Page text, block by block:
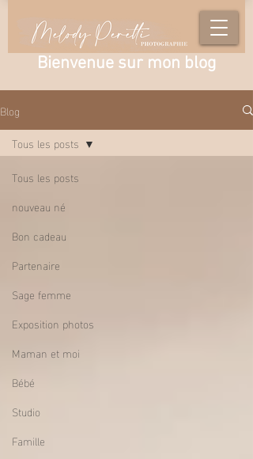
Bienvenue sur mon blog
Blog
Tous les posts
nouveau né
Bon cadeau
Partenaire
Sage femme
Exposition photos
Maman et moi
Bébé
Studio
Famille
Tous les posts